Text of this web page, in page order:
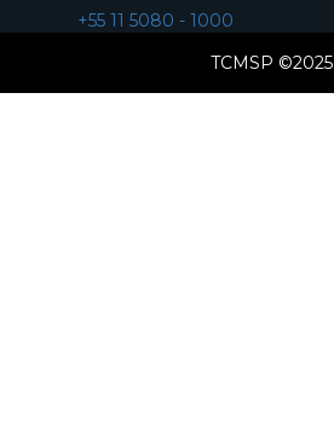
+55 11 5080 - 1000
TCMSP ©2025